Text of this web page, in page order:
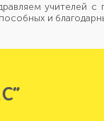
учителей
и